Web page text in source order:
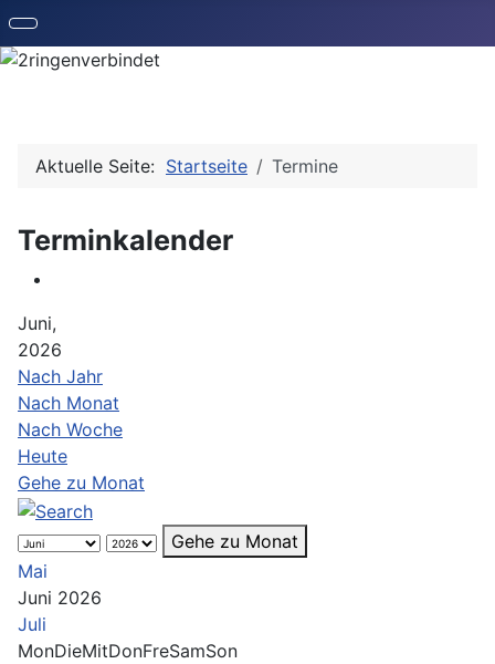
Aktuelle Seite: Startseite Termine
Terminkalender
Juni,
2026
Nach Jahr
Nach Monat
Nach Woche
Heute
Gehe zu Monat
Gehe zu Monat
Mai
Juni 2026
Juli
MonDieMitDonFreSamSon